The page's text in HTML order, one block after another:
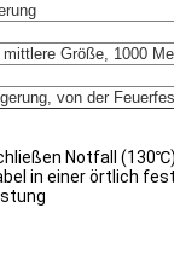
Größe, 1000
von der
Notfall
in einer örtlich